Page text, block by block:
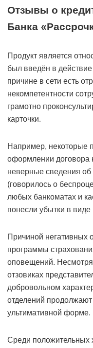
Отзывы о
Банка
Продукт является
был введён в
причине в сети есть
некомпетентности
грамотно
карточки.
Например, некоторые
оформлении
неверные сведения об
(говорилось о
любых банкоматах и
понесли убытки в виде
Причиной негативных
программы
оповещений. Несмотря
отзовиках
добровольном
отделений
ультимативной форме.
Среди положительных